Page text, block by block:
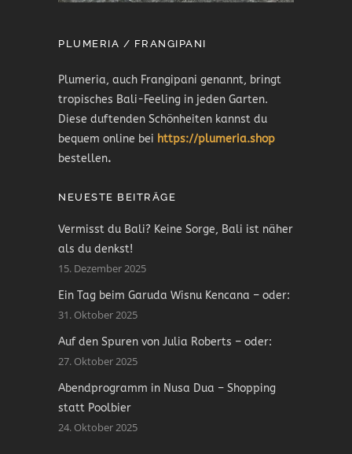
PLUMERIA / FRANGIPANI
Plumeria, auch Frangipani genannt, bringt
tropisches Bali-Feeling in jeden Garten.
Diese duftenden Schönheiten kannst du
bequem online bei https://plumeria.shop
bestellen.
NEUESTE BEITRÄGE
Vermisst du Bali? Keine Sorge, Bali ist näher
als du denkst!
15. Dezember 2025
Ein Tag beim Garuda Wisnu Kencana – oder:
31. Oktober 2025
Auf den Spuren von Julia Roberts – oder:
27. Oktober 2025
Abendprogramm in Nusa Dua – Shopping
statt Poolbier
24. Oktober 2025